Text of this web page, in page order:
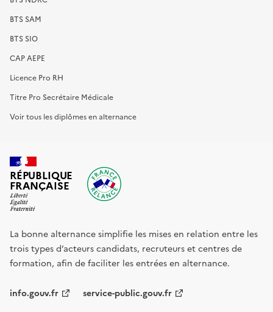
BTS SAM
BTS SIO
CAP AEPE
Licence Pro RH
Titre Pro Secrétaire Médicale
Voir tous les diplômes en alternance
RÉPUBLIQUE
FRANÇAISE
La bonne alternance simplifie les mises en relation entre les
trois types d’acteurs candidats, recruteurs et centres de
formation, afin de faciliter les entrées en alternance.
info.gouv.fr service-public.gouv.fr